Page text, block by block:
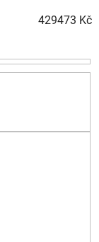
429473 Kč